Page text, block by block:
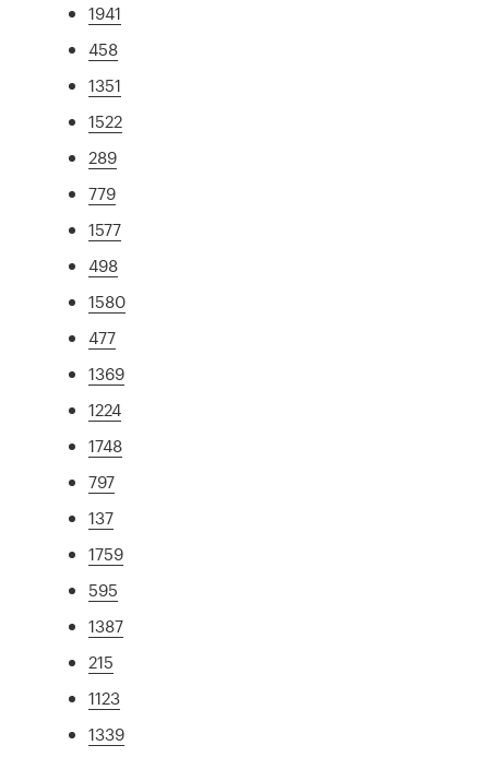
1941
458
1351
1522
289
779
1577
498
1580
477
1369
1224
1748
797
137
1759
595
1387
215
1123
1339